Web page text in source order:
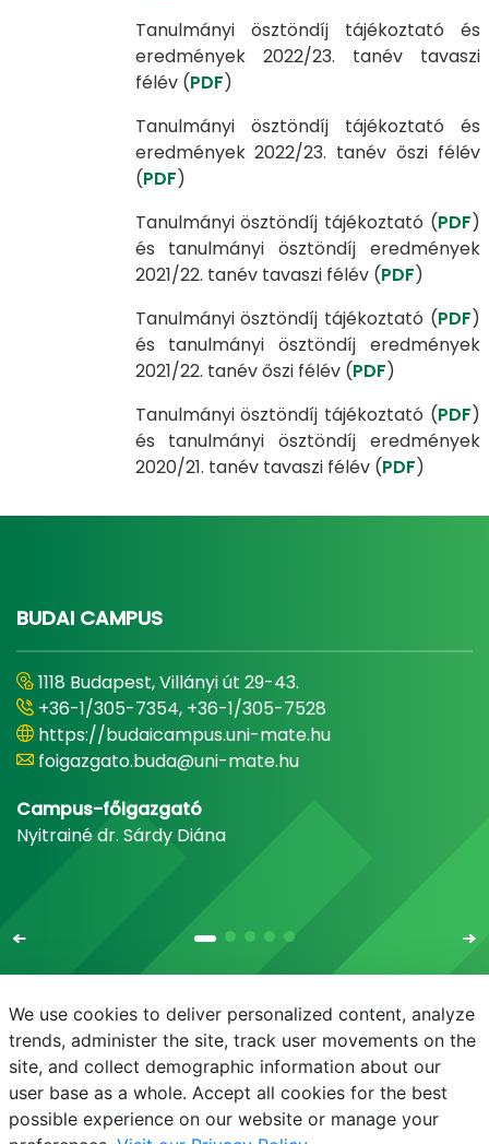
Tanulmányi ösztöndíj tájékoztató és
eredmények 2022/23. tanév tavaszi
félév (PDF)
Tanulmányi ösztöndíj tájékoztató és
eredmények 2022/23. tanév őszi félév
(PDF)
Tanulmányi ösztöndíj tájékoztató (PDF)
és tanulmányi ösztöndíj eredmények
2021/22. tanév tavaszi félév (PDF)
Tanulmányi ösztöndíj tájékoztató (PDF)
és tanulmányi ösztöndíj eredmények
2021/22. tanév őszi félév (PDF)
Tanulmányi ösztöndíj tájékoztató (PDF)
és tanulmányi ösztöndíj eredmények
2020/21. tanév tavaszi félév (PDF)
BUDAI CAMPUS
1118 Budapest, Villányi út 29-43.
+36-1/305-7354, +36-1/305-7528
https://budaicampus.uni-mate.hu
foigazgato.buda@uni-mate.hu
Campus-főigazgató
Nyitrainé dr. Sárdy Diána
E-mail Telefonkönyv NEPTUN E-learning
We use cookies to deliver personalized content, analyze
trends, administer the site, track user movements on the
site, and collect demographic information about our
user base as a whole. Accept all cookies for the best
possible experience on our website or manage your